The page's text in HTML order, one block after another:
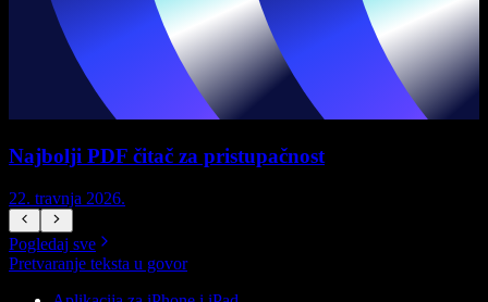
Najbolji PDF čitač za pristupačnost
22. travnja 2026.
Pogledaj sve
Pretvaranje teksta u govor